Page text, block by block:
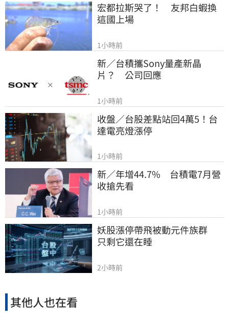
宏都拉斯哭了！　友邦白蝦換
這國上場
1小時前
新／台積攜Sony量產新晶
片？　公司回應
1小時前
收盤／台股差點站回4萬5！台
達電亮燈漲停
1小時前
新／年增44.7%　台積電7月營
收搶先看
1小時前
妖股漲停帶飛被動元件族群
只剩它還在睡
2小時前
其他人也在看